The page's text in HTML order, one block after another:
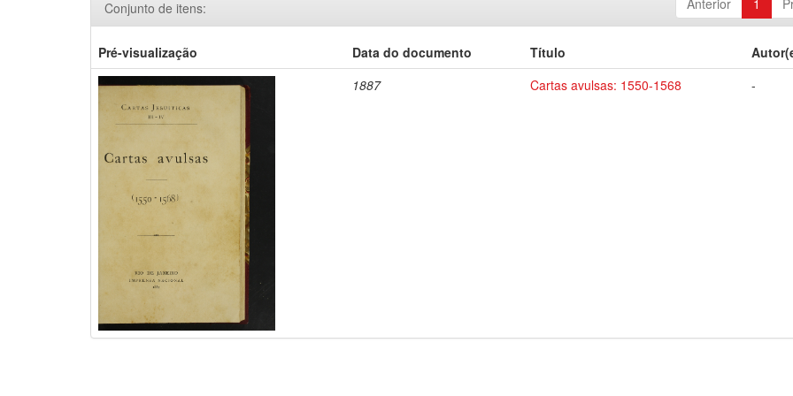
Anterior 1
Conjunto de itens:
Pré-visualização Data do documento Título
1887
Cartas avulsas: 1550-1568 -